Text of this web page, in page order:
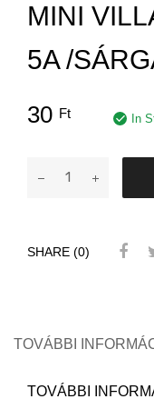
MINI
5A /
30 Ft In
/SÁRGA/
SHARE (0)
TOVÁBBI
TOVÁBBI